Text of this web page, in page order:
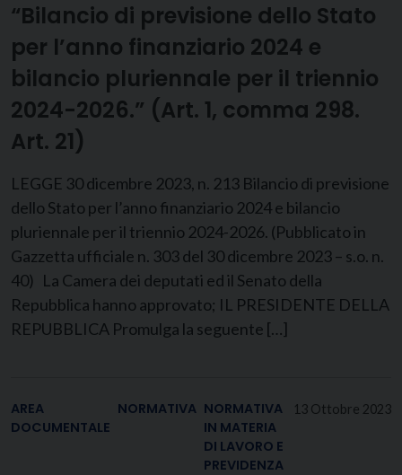
“Bilancio di previsione dello Stato
per l’anno finanziario 2024 e
bilancio pluriennale per il triennio
2024-2026.” (Art. 1, comma 298.
Art. 21)
LEGGE 30 dicembre 2023, n. 213 Bilancio di previsione
dello Stato per l’anno finanziario 2024 e bilancio
pluriennale per il triennio 2024-2026. (Pubblicato in
Gazzetta ufficiale n. 303 del 30 dicembre 2023 – s.o. n.
40) La Camera dei deputati ed il Senato della
Repubblica hanno approvato; IL PRESIDENTE DELLA
REPUBBLICA Promulga la seguente […]
13 Ottobre 2023
AREA
DOCUMENTALE
NORMATIVA NORMATIVA
IN MATERIA
DI LAVORO E
PREVIDENZA